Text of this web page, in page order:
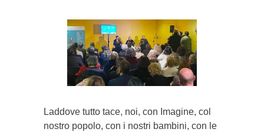
Laddove tutto tace, noi, con Imagine, col
nostro popolo, con i nostri bambini, con le